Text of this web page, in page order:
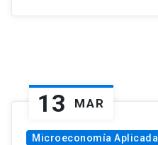
13 MAR
Microeconomía Aplicada